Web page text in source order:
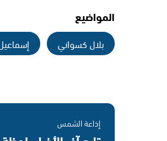
المواضيع
بلال كسواني
إذاعة الشمس